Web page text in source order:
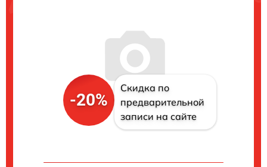
-20%
Скидка по
предварительной
записи на сайте